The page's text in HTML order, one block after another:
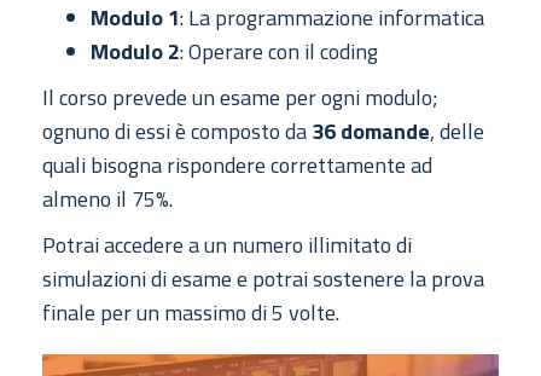
Modulo1: La programmazione informatica
Modulo 2: Operare con il coding
Il corso prevede un esame per ogni modulo;
ognuno di essi è composto da36 domande, delle
quali bisogna rispondere correttamente ad
almeno il 75%.
Potrai accedere a un numero illimitato di
simulazioni di esame e potrai sostenere la prova
finale per un massimo di 5 volte.